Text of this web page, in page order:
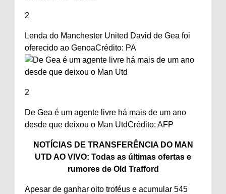
2
Lenda do Manchester United David de Gea foi
oferecido ao GenoaCrédito: PA
2
De Gea é um agente livre há mais de um ano
desde que deixou o Man UtdCrédito: AFP
NOTÍCIAS DE TRANSFERÊNCIA DO MAN
UTD AO VIVO: Todas as últimas ofertas e
rumores de Old Trafford
Apesar de ganhar oito troféus e acumular 545